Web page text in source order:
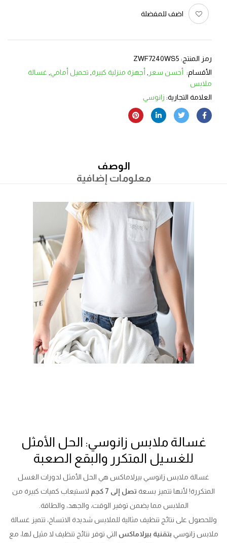
اضف للمفضلة
رمز المنتج: ZWF7240WS5
الأقسام: أحسن سعر أجهزة منزلية كبيرة تحميل أمامي غسالة
ملابس
العلامة التجارية: زانوسي
الوصف
معلومات إضافية
غسالة ملابس زانوسي: الحل الأمثل
للغسيل المتكرر والبقع الصعبة
غسالة ملابس زانوسي بيرلاماكس هي الحل الأمثل لدورات الغسل
المتكررة! لأنها تتميز بسعة تصل إلى 7 كجم
لاستيعاب كميات كبيرة من
الملابس مما يضمن توفير الوقت، والجهد، والطاقة.
وللحصول على نتائج تنظيف مثالية للملابس شديدة الاتساخ، تتميز غسالة
ملابس زانوسي بتقنية بيرلاماكس التي توفر نتائج تنظيف لا مثيل لها، مع